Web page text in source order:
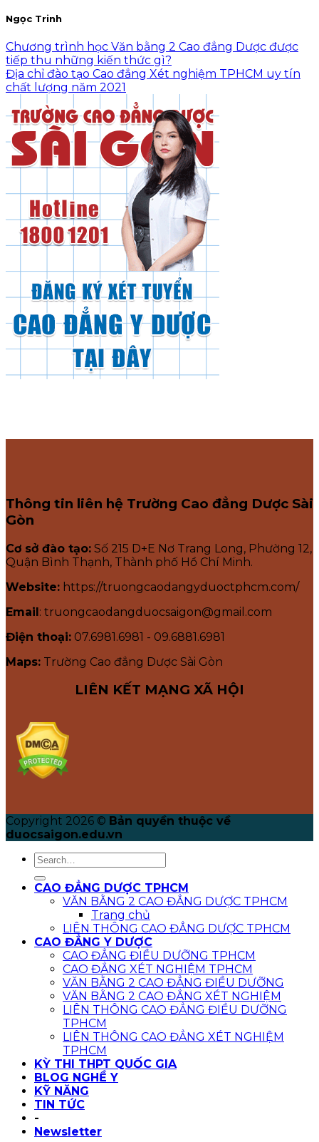
Ngọc Trinh
Chương trình học Văn bằng 2 Cao đẳng Dược được
tiếp thu những kiến thức gì?
Địa chỉ đào tạo Cao đẳng Xét nghiệm TPHCM uy tín
chất lượng năm 2021
Thông tin liên hệ Trường Cao đẳng Dược Sài
Gòn
Cơ sở đào tạo: Số 215 D+E Nơ Trang Long, Phường 12,
Quận Bình Thạnh, Thành phố Hồ Chí Minh.
Website: https://truongcaodangyduoctphcm.com/
Email: truongcaodangduocsaigon@gmail.com
Điện thoại: 07.6981.6981 - 09.6881.6981
Maps: Trường Cao đẳng Dược Sài Gòn
LIÊN KẾT MẠNG XÃ HỘI
Copyright 2026 © Bản quyền thuộc về
duocsaigon.edu.vn
CAO ĐẲNG DƯỢC TPHCM
VĂN BẰNG 2 CAO ĐẲNG DƯỢC TPHCM
Trang chủ
LIÊN THÔNG CAO ĐẲNG DƯỢC TPHCM
CAO ĐẲNG Y DƯỢC
CAO ĐẲNG ĐIỀU DƯỠNG TPHCM
CAO ĐẲNG XÉT NGHIỆM TPHCM
VĂN BẰNG 2 CAO ĐẲNG ĐIỀU DƯỠNG
VĂN BẰNG 2 CAO ĐẲNG XÉT NGHIỆM
LIÊN THÔNG CAO ĐẲNG ĐIỀU DƯỠNG
TPHCM
LIÊN THÔNG CAO ĐẲNG XÉT NGHIỆM
TPHCM
KỲ THI THPT QUỐC GIA
BLOG NGHỀ Y
KỸ NĂNG
TIN TỨC
-
Newsletter